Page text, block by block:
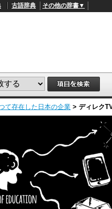
古語辞典 その他の辞書▼
て存在した日本の企業 > ディレク